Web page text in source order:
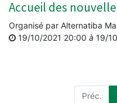
Accueil des
Organisé par Alternatiba
19/10/2021 20:00 à 19/
Préc.